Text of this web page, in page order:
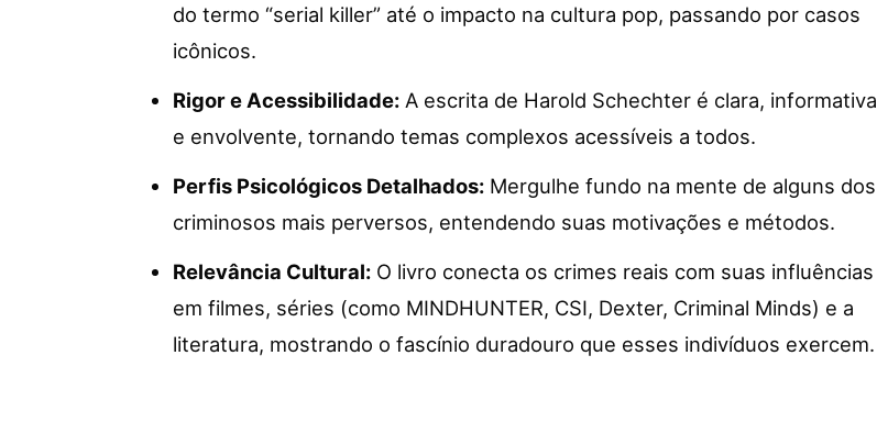
do termo “serial killer” até o impacto na cultura pop, passando por casos
icônicos.
Rigor e Acessibilidade: A escrita de Harold Schechter é clara, informativa
e envolvente, tornando temas complexos acessíveis a todos.
Perfis Psicológicos Detalhados: Mergulhe fundo na mente de alguns dos
criminosos mais perversos, entendendo suas motivações e métodos.
Relevância Cultural: O livro conecta os crimes reais com suas influências
em filmes, séries (como MINDHUNTER, CSI, Dexter, Criminal Minds) e a
literatura, mostrando o fascínio duradouro que esses indivíduos exercem.